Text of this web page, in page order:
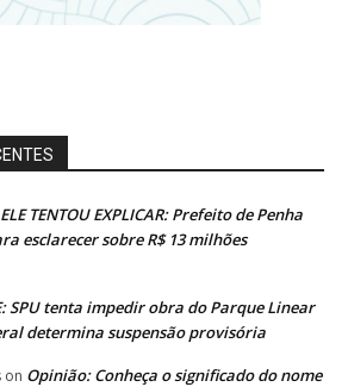
ELE TENTOU EXPLICAR: Prefeito de Penha
esclarecer sobre R$ 13 milhões
SPU tenta impedir obra do Parque Linear
determina suspensão provisória
on Opinião: Conheça o significado do nome